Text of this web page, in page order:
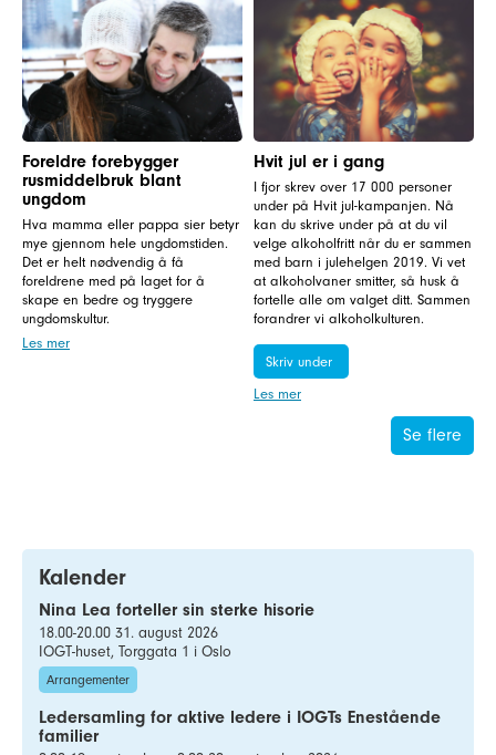
Foreldre forebygger
rusmiddelbruk blant
ungdom
Hva mamma eller pappa sier betyr
mye gjennom hele ungdomstiden.
Det er helt nødvendig å få
foreldrene med på laget for å
skape en bedre og tryggere
ungdomskultur.
Les mer
Hvit jul er i gang
I fjor skrev over 17 000 personer
under på Hvit jul-kampanjen. Nå
kan du skrive under på at du vil
velge alkoholfritt når du er sammen
med barn i julehelgen 2019. Vi vet
at alkoholvaner smitter, så husk å
fortelle alle om valget ditt. Sammen
forandrer vi alkoholkulturen.
Skriv under
Les mer
Se flere
Kalender
Nina Lea forteller sin sterke hisorie
18.00-20.00 31. august 2026
IOGT-huset, Torggata 1 i Oslo
Arrangementer
Ledersamling for aktive ledere i IOGTs Enestående
familier